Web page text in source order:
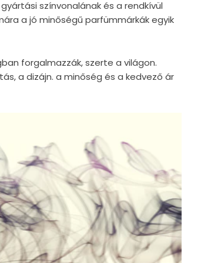
színvonalának és a rendkívül
a jó minőségű parfümmárkák egyik
forgalmazzák, szerte a világon.
a dizájn. a minőség és a kedvező ár